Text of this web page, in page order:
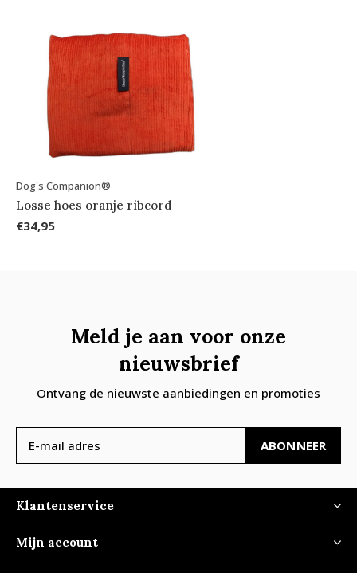
Dog's Companion®
Losse hoes oranje ribcord
€34,95
Meld je aan voor onze
nieuwsbrief
Ontvang de nieuwste aanbiedingen en promoties
ABONNEER
Klantenservice
Mijn account